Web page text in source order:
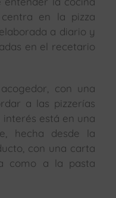
en la pizza
a diario y
en el recetario
con una
a las pizzerías
interés está en una
hecha desde la
con una carta
como a la pasta